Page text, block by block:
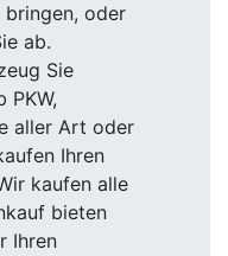
bringen, oder
ab.
Sie
PKW,
aller Art oder
Ihren
kaufen alle
bieten
Ihren